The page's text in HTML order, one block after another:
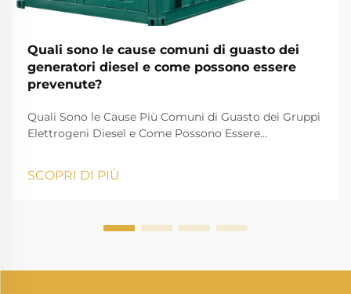
Quali sono le cause comuni di guasto dei
generatori diesel e come possono essere
prevenute?
Quali Sono le Cause Più Comuni di Guasto dei Gruppi
Elettrogeni Diesel e Come Possono Essere
fonti più affidabili di energia di riserva e primaria
utilizzate nell'industria, negli edifici residenziali, nelle
SCOPRI DI PIÙ